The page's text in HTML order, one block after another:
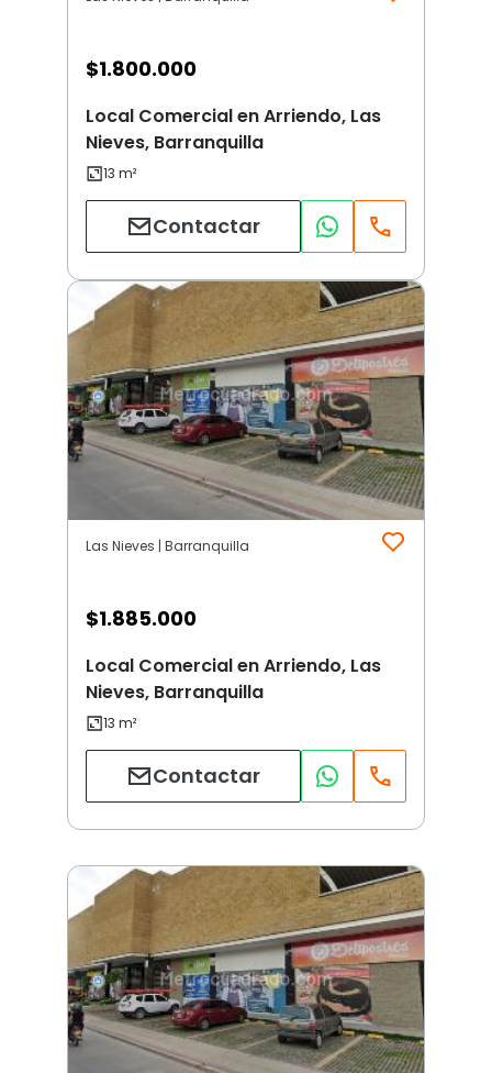
$1.800.000
Local Comercial en Arriendo, Las
Nieves, Barranquilla
Contactar
Las Nieves | Barranquilla
$1.885.000
Local Comercial en Arriendo, Las
Nieves, Barranquilla
Contactar